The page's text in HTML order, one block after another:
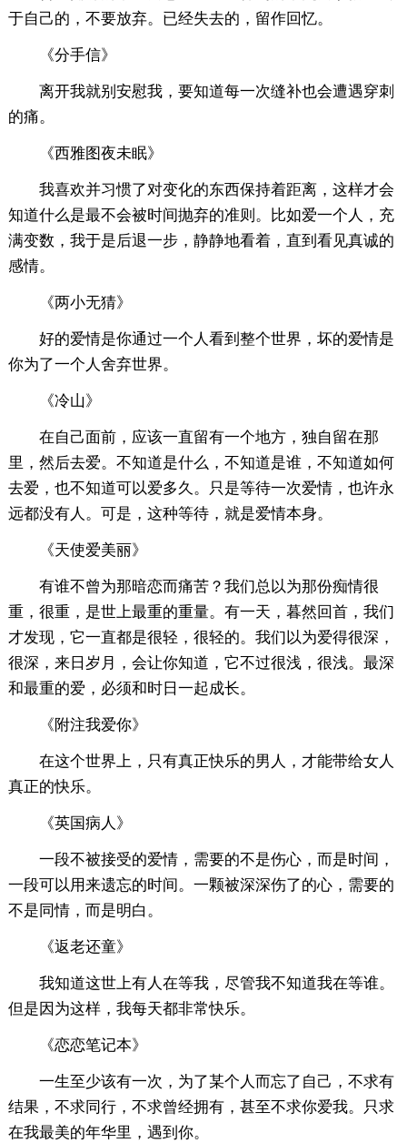
于自己的，不要放弃。已经失去的，留作回忆。
《分手信》
离开我就别安慰我，要知道每一次缝补也会遭遇穿刺
的痛。
《西雅图夜未眠》
我喜欢并习惯了对变化的东西保持着距离，这样才会
知道什么是最不会被时间抛弃的准则。比如爱一个人，充
满变数，我于是后退一步，静静地看着，直到看见真诚的
感情。
《两小无猜》
好的爱情是你通过一个人看到整个世界，坏的爱情是
你为了一个人舍弃世界。
《冷山》
在自己面前，应该一直留有一个地方，独自留在那
里，然后去爱。不知道是什么，不知道是谁，不知道如何
去爱，也不知道可以爱多久。只是等待一次爱情，也许永
远都没有人。可是，这种等待，就是爱情本身。
《天使爱美丽》
有谁不曾为那暗恋而痛苦？我们总以为那份痴情很
重，很重，是世上最重的重量。有一天，暮然回首，我们
才发现，它一直都是很轻，很轻的。我们以为爱得很深，
很深，来日岁月，会让你知道，它不过很浅，很浅。最深
和最重的爱，必须和时日一起成长。
《附注我爱你》
在这个世界上，只有真正快乐的男人，才能带给女人
真正的快乐。
《英国病人》
一段不被接受的爱情，需要的不是伤心，而是时间，
一段可以用来遗忘的时间。一颗被深深伤了的心，需要的
不是同情，而是明白。
《返老还童》
我知道这世上有人在等我，尽管我不知道我在等谁。
但是因为这样，我每天都非常快乐。
《恋恋笔记本》
一生至少该有一次，为了某个人而忘了自己，不求有
结果，不求同行，不求曾经拥有，甚至不求你爱我。只求
在我最美的年华里，遇到你。